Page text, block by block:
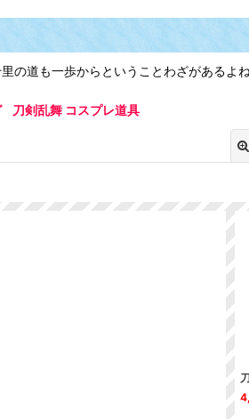
の道も一歩からということわざがあるよ
刀剣乱舞 コスプレ道具